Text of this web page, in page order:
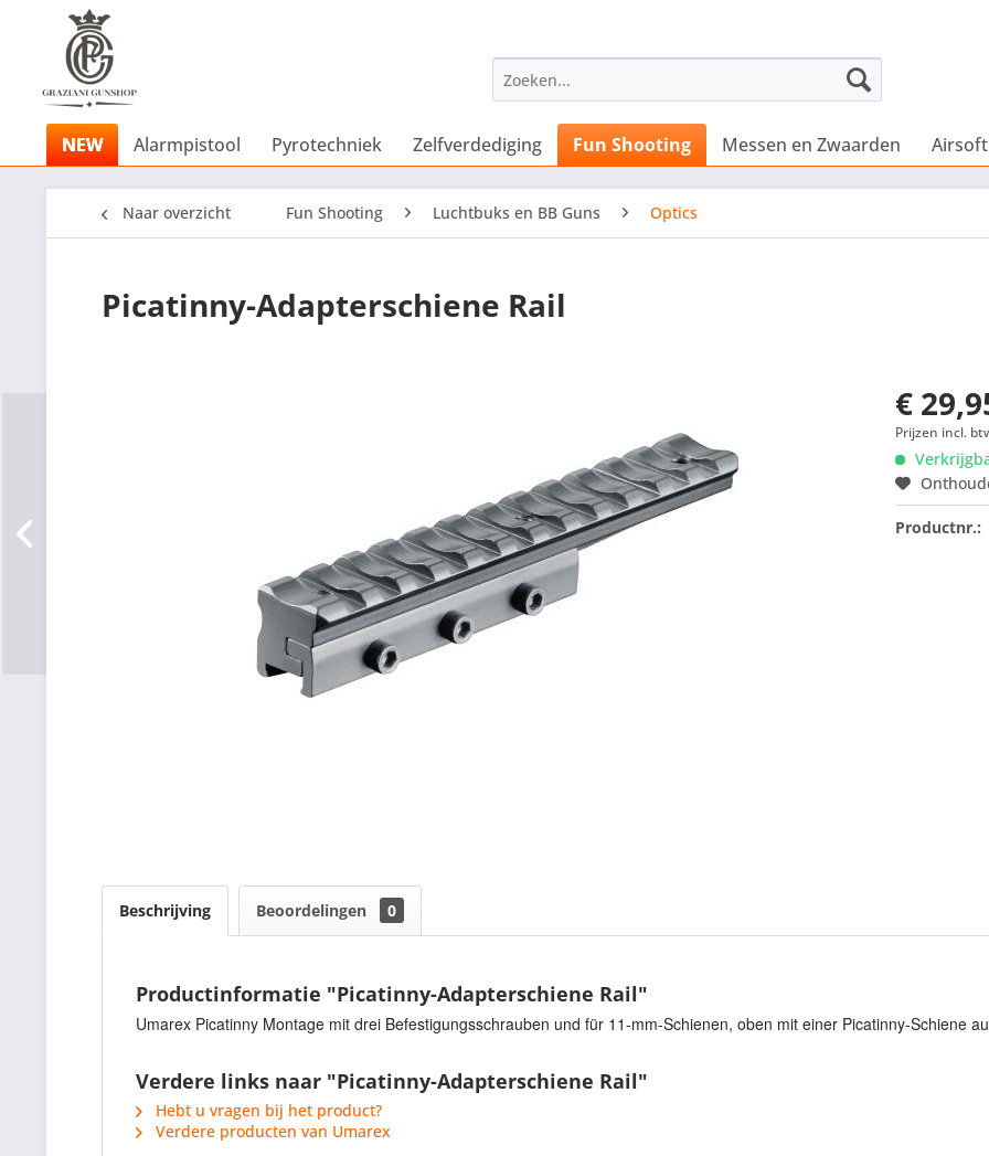
NEW Alarmpistool Pyrotechniek Zelfverdediging Fun Shooting Messen en Zwaarden Airsoft
Naar overzicht Fun Shooting Luchtbuks en BB Guns Optics
Picatinny-Adapterschiene Rail
€
Prijzen incl.
Productnr.:
Beschrijving Beoordelingen 0
Productinformatie "Picatinny-Adapterschiene Rail"
Umarex Picatinny Montage mit drei Befestigungsschrauben und für 11-mm-Schienen, oben mit einer Picatinny-Schiene
Verdere links naar "Picatinny-Adapterschiene Rail"
Hebt u vragen bij het product?
Verdere producten van Umarex